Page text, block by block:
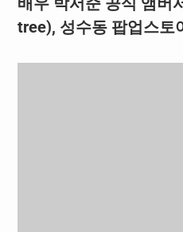
tree), 성수동 팝업스토